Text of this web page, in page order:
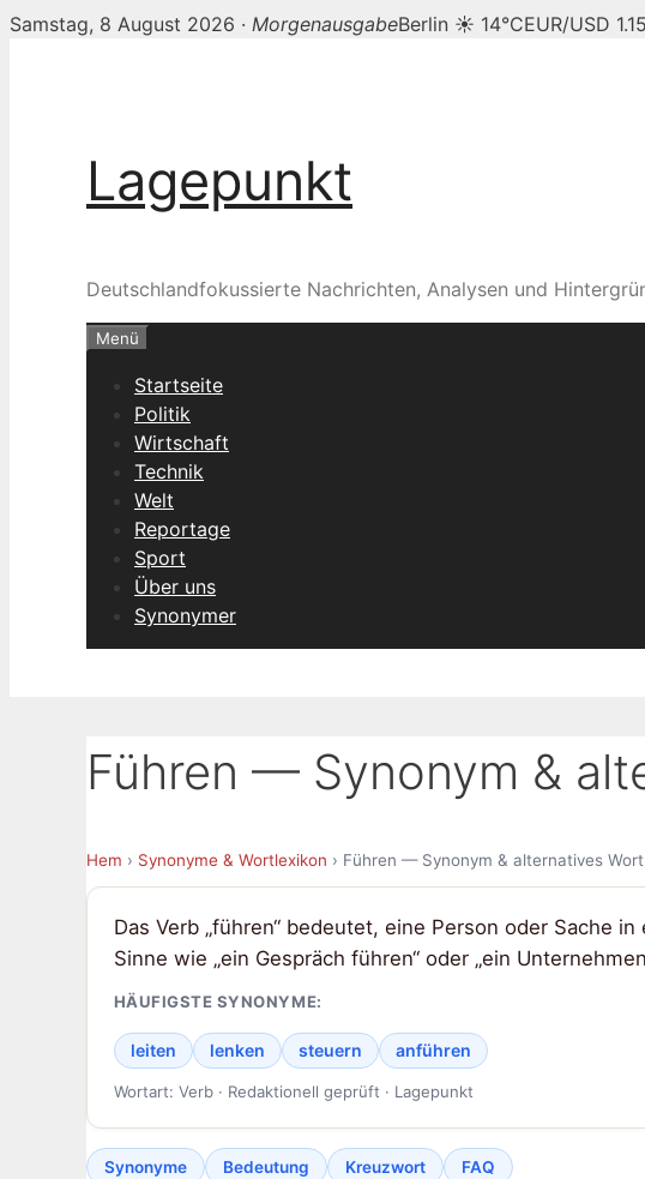
Samstag, 8 August 2026 · MorgenausgabeBerlin ☀ 14°CEUR/USD
Lagepunkt
Deutschlandfokussierte Nachrichten, Analysen und
Menü
Startseite
Politik
Wirtschaft
Technik
Welt
Reportage
Sport
Über uns
Synonymer
Führen — Synonym &
Hem › Synonyme & Wortlexikon › Führen — Synonym & alternatives Wort
Das Verb „führen“ bedeutet, eine Person oder Sache
Sinne wie „ein Gespräch führen“ oder „ein
HÄUFIGSTE SYNONYME:
leiten lenken steuern anführen
Wortart: Verb · Redaktionell geprüft · Lagepunkt
Synonyme Bedeutung Kreuzwort FAQ